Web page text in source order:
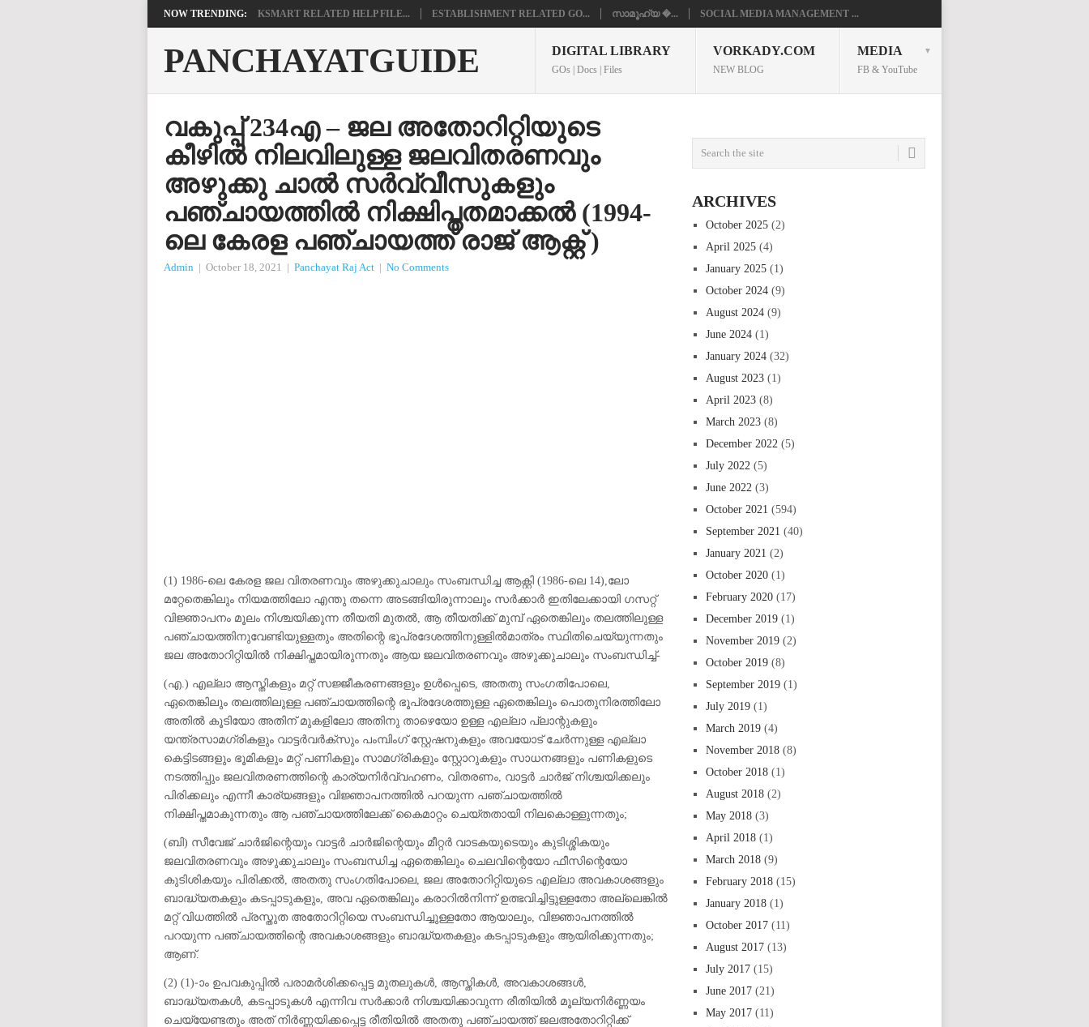
NOW TRENDING: KSMART RELATED HELP FILE... ESTABLISHMENT RELATED GO... സാമൂഹ്യ �... SOCIAL MEDIA MANAGEMENT ...
PANCHAYATGUIDE DIGITAL LIBRARY
GOs | Docs | Files
VORKADY.COM
NEW BLOG
MEDIA
FB & YouTube
വകുപ്പ് 234എ – ജല അതോറിറ്റിയുടെ
കീഴിൽ നിലവിലുള്ള ജലവിതരണവും
അഴുക്കു ചാൽ സർവ്വീസുകളും
പഞ്ചായത്തിൽ നിക്ഷിപ്തതമാക്കൽ (1994-
ലെ കേരള പഞ്ചായത്ത് രാജ് ആക്റ്റ് )
Admin | October 18, 2021 | Panchayat Raj Act | No Comments
(1) 1986-ലെ കേരള ജല വിതരണവും അഴുക്കുചാലും സംബന്ധിച്ച ആക്റ്റി (1986-ലെ 14),ലോ
മറ്റേതെങ്കിലും നിയമത്തിലോ എന്തു തന്നെ അടങ്ങിയിരുന്നാലും സർക്കാർ ഇതിലേക്കായി ഗസറ്റ്
വിജ്ഞാപനം മൂലം നിശ്ചയിക്കുന്ന തീയതി മുതൽ, ആ തീയതിക്ക് മുമ്പ് ഏതെങ്കിലും തലത്തിലുള്ള
പഞ്ചായത്തിനുവേണ്ടിയുള്ളതും അതിന്റെ ഭൂപ്രദേശത്തിനുള്ളിൽമാത്രം സ്ഥിതിചെയ്യുന്നതും
ജല അതോറിറ്റിയിൽ നിക്ഷിപ്തമായിരുന്നതും ആയ ജലവിതരണവും അഴുക്കുചാലും സംബന്ധിച്ച്-
(എ.) എല്ലാ ആസ്തികളും മറ്റ് സജ്ജീകരണങ്ങളും ഉൾപ്പെടെ, അതതു സംഗതിപോലെ,
ഏതെങ്കിലും തലത്തിലുള്ള പഞ്ചായത്തിന്റെ ഭൂപ്രദേശത്തുള്ള ഏതെങ്കിലും പൊതുനിരത്തിലോ
അതിൽ കൂടിയോ അതിന് മുകളിലോ അതിനു താഴെയോ ഉള്ള എല്ലാ പ്ലാന്റുകളും
യന്ത്രസാമഗ്രികളും വാട്ടർവർക്സും പംമ്പിംഗ് സ്റ്റേഷനുകളും അവയോട് ചേർന്നുള്ള എല്ലാ
കെട്ടിടങ്ങളും ഭൂമികളും മറ്റ് പണികളും സാമഗ്രികളും സ്റ്റോറുകളും സാധനങ്ങളും പണികളുടെ
നടത്തിപ്പും ജലവിതരണത്തിന്റെ കാര്യനിർവ്വഹണം, വിതരണം, വാട്ടർ ചാർജ് നിശ്ചയിക്കലും
പിരിക്കലും എന്നീ കാര്യങ്ങളും വിജ്ഞാപനത്തിൽ പറയുന്ന പഞ്ചായത്തിൽ
നിക്ഷിപ്തമാകുന്നതും ആ പഞ്ചായത്തിലേക്ക് കൈമാറ്റം ചെയ്തതായി നിലകൊള്ളുന്നതും;
(ബി) സീവേജ് ചാർജിന്റെയും വാട്ടർ ചാർജിന്റെയും മീറ്റർ വാടകയുടെയും കുടിശ്ശികയും
ജലവിതരണവും അഴുക്കുചാലും സംബന്ധിച്ച ഏതെങ്കിലും ചെലവിന്റെയോ ഫീസിന്റെയോ
കുടിശികയും പിരിക്കൽ, അതതു സംഗതിപോലെ, ജല അതോറിറ്റിയുടെ എല്ലാ അവകാശങ്ങളും
ബാദ്ധ്യതകളും കടപ്പാടുകളും, അവ ഏതെങ്കിലും കരാറിൽനിന്ന് ഉത്ഭവിച്ചിട്ടുള്ളതോ അല്ലെങ്കിൽ
മറ്റ് വിധത്തിൽ പ്രസ്തുത അതോറിറ്റിയെ സംബന്ധിച്ചുള്ളതോ ആയാലും, വിജ്ഞാപനത്തിൽ
പറയുന്ന പഞ്ചായത്തിന്റെ അവകാശങ്ങളും ബാദ്ധ്യതകളും കടപ്പാടുകളും ആയിരിക്കുന്നതും;
ആണ്.
(2) (1)-ാം ഉപവകുപ്പിൽ പരാമർശിക്കപ്പെട്ട മുതലുകൾ, ആസ്തികൾ, അവകാശങ്ങൾ,
ബാദ്ധ്യതകൾ, കടപ്പാടുകൾ എന്നിവ സർക്കാർ നിശ്ചയിക്കാവുന്ന രീതിയിൽ മൂല്യനിർണ്ണയം
ചെയ്യേണ്ടതും അത് നിർണ്ണയിക്കപ്പെട്ട രീതിയിൽ അതതു പഞ്ചായത്ത് ജലഅതോറിറ്റിക്ക്
ARCHIVES
October 2025 (2)
April 2025 (4)
January 2025 (1)
October 2024 (9)
August 2024 (9)
June 2024 (1)
January 2024 (32)
August 2023 (1)
April 2023 (8)
March 2023 (8)
December 2022 (5)
July 2022 (5)
June 2022 (3)
October 2021 (594)
September 2021 (40)
January 2021 (2)
October 2020 (1)
February 2020 (17)
December 2019 (1)
November 2019 (2)
October 2019 (8)
September 2019 (1)
July 2019 (1)
March 2019 (4)
November 2018 (8)
October 2018 (1)
August 2018 (2)
May 2018 (3)
April 2018 (1)
March 2018 (9)
February 2018 (15)
January 2018 (1)
October 2017 (11)
August 2017 (13)
July 2017 (15)
June 2017 (21)
May 2017 (11)